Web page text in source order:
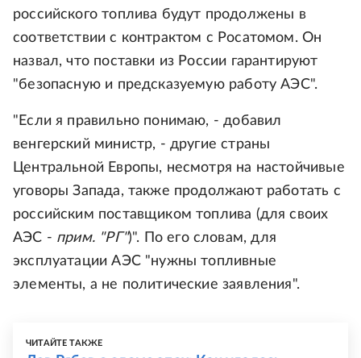
российского топлива будут продолжены в
соответствии с контрактом с Росатомом. Он
назвал, что поставки из России гарантируют
"безопасную и предсказуемую работу АЭС".
"Если я правильно понимаю, - добавил
венгерский министр, - другие страны
Центральной Европы, несмотря на настойчивые
уговоры Запада, также продолжают работать с
российским поставщиком топлива (для своих
АЭС - прим. "РГ")". По его словам, для
эксплуатации АЭС "нужны топливные
элементы, а не политические заявления".
ЧИТАЙТЕ ТАКЖЕ